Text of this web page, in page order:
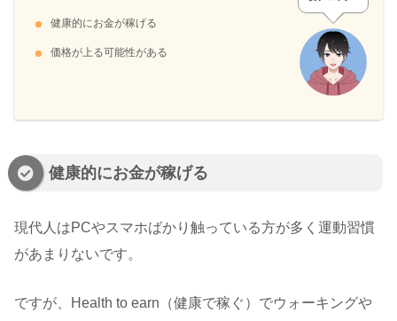
健康的にお金が稼げる
価格が上る可能性がある
健康的にお金が稼げる
現代人はPCやスマホばかり触っている方が多く運動習慣
があまりないです。
ですが、Health to earn（健康で稼ぐ）でウォーキングや